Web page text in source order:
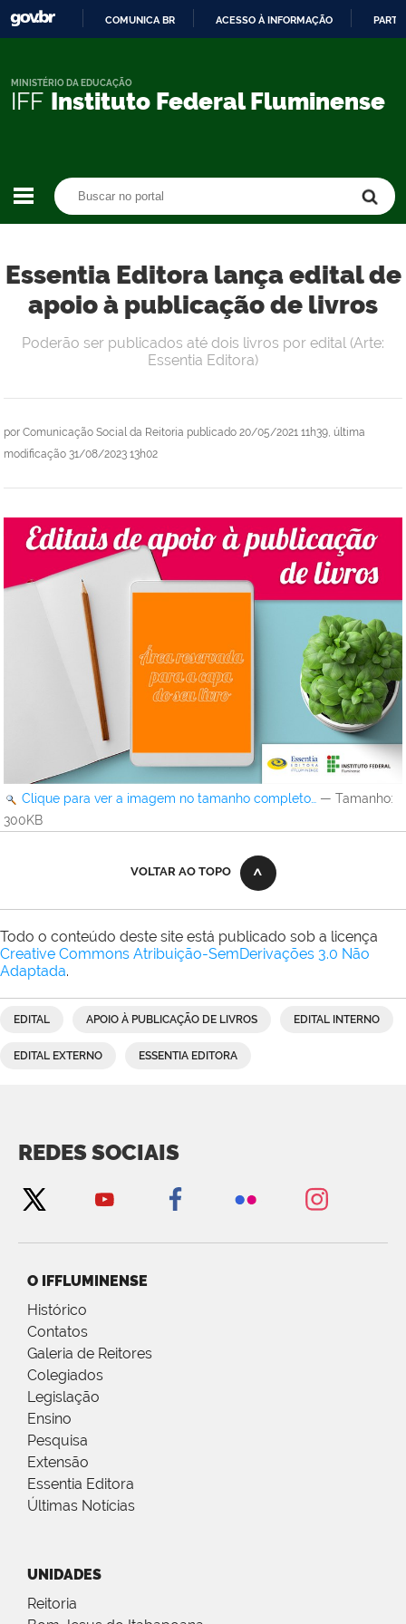
CONTEÚDO
COMUNICA BR ACESSO À INFORMAÇÃO
IFF Instituto Federal Fluminense
MINISTÉRIO DA EDUCAÇÃO
Essentia Editora lança edital de
apoio à publicação de livros
por Comunicação Social da Reitoria publicado 20/05/2021 11h39, última
modificação 31/08/2023 13h02
Poderão ser publicados até dois livros por edital (Arte:
Essentia Editora)
Clique para ver a imagem no tamanho completo… — Tamanho:
300KB
VOLTAR AO TOPO
Todo o conteúdo deste site está publicado sob a licença
Creative Commons Atribuição-SemDerivações 3.0 Não
Adaptada.
EDITAL APOIO À PUBLICAÇÃO DE LIVROS EDITAL INTERNO
EDITAL EXTERNO ESSENTIA EDITORA
REDES SOCIAIS
O IFFLUMINENSE
Histórico
Contatos
Galeria de Reitores
Colegiados
Legislação
Ensino
Pesquisa
Extensão
Essentia Editora
Últimas Notícias
UNIDADES
Reitoria